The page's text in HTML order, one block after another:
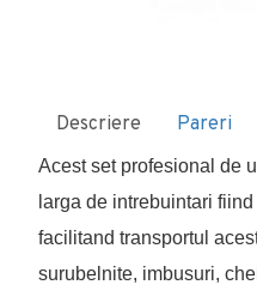
Descriere Pareri
Acest set profesional de
larga de intrebuintari
facilitand transportul
surubelnite, imbusuri,